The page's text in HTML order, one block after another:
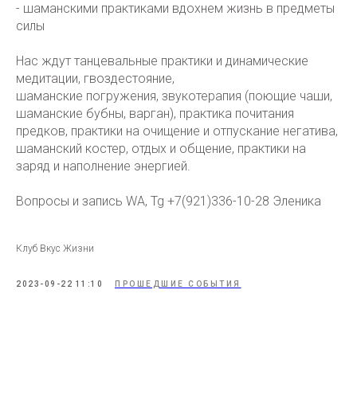
- шаманскими практиками вдохнем жизнь в предметы
силы
Нас ждут танцевальные практики и динамические
медитации, гвоздестояние,
шаманские погружения, звукотерапия (поющие чаши,
шаманские бубны, варган), практика почитания
предков, практики на очищение и отпускание негатива,
шаманский костер, отдых и общение, практики на
заряд и наполнение энергией.
Вопросы и запись WA, Tg +7(921)336-10-28 Эленика
Клуб Вкус Жизни
2023-09-22 11:10 ПРОШЕДШИЕ СОБЫТИЯ